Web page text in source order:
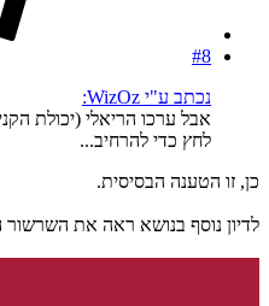
#8
נכתב ע"י WizOz:
אבל ערכו הריאלי (יכולת
לחץ כדי להרחיב...
כן, זו הטענה הבסיסית.
לדיון נוסף בנושא ראה את